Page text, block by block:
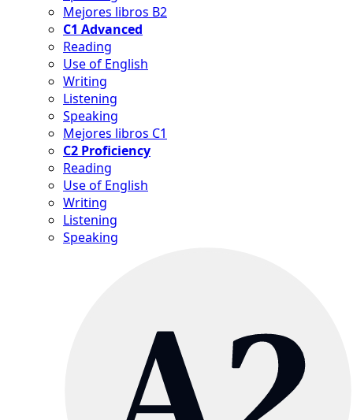
Mejores libros B2
C1 Advanced
Reading
Use of English
Writing
Listening
Speaking
Mejores libros C1
C2 Proficiency
Reading
Use of English
Writing
Listening
Speaking